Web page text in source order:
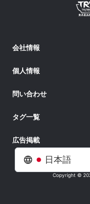
日本語
会社情報
個人情報
問い合わせ
タグ一覧
広告掲載
Copyright ©